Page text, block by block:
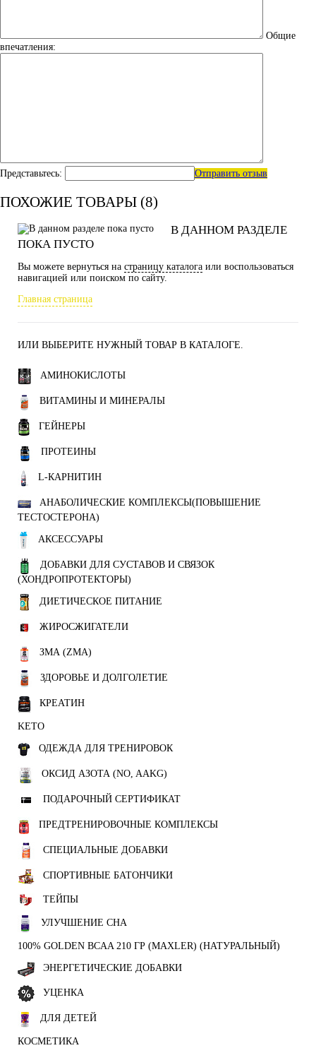
Общие
впечатления:
Представьтесь: Отправить отзыв
ПОХОЖИЕ ТОВАРЫ (8)
В ДАННОМ РАЗДЕЛЕ
ПОКА ПУСТО
Вы можете вернуться на страницу каталога или воспользоваться
навигацией или поиском по сайту.
Главная страница
ИЛИ ВЫБЕРИТЕ НУЖНЫЙ ТОВАР В КАТАЛОГЕ.
АМИНОКИСЛОТЫ
ВИТАМИНЫ И МИНЕРАЛЫ
ГЕЙНЕРЫ
ПРОТЕИНЫ
L-КАРНИТИН
АНАБОЛИЧЕСКИЕ КОМПЛЕКСЫ(ПОВЫШЕНИЕ
ТЕСТОСТЕРОНА)
АКСЕССУАРЫ
ДОБАВКИ ДЛЯ СУСТАВОВ И СВЯЗОК
(ХОНДРОПРОТЕКТОРЫ)
ДИЕТИЧЕСКОЕ ПИТАНИЕ
ЖИРОСЖИГАТЕЛИ
ЗМА (ZMA)
ЗДОРОВЬЕ И ДОЛГОЛЕТИЕ
КРЕАТИН
KETO
ОДЕЖДА ДЛЯ ТРЕНИРОВОК
ОКСИД АЗОТА (NO, AAKG)
ПОДАРОЧНЫЙ СЕРТИФИКАТ
ПРЕДТРЕНИРОВОЧНЫЕ КОМПЛЕКСЫ
СПЕЦИАЛЬНЫЕ ДОБАВКИ
СПОРТИВНЫЕ БАТОНЧИКИ
ТЕЙПЫ
УЛУЧШЕНИЕ СНА
100% GOLDEN BCAA 210 ГР (MAXLER) (НАТУРАЛЬНЫЙ)
ЭНЕРГЕТИЧЕСКИЕ ДОБАВКИ
УЦЕНКА
ДЛЯ ДЕТЕЙ
КОСМЕТИКА